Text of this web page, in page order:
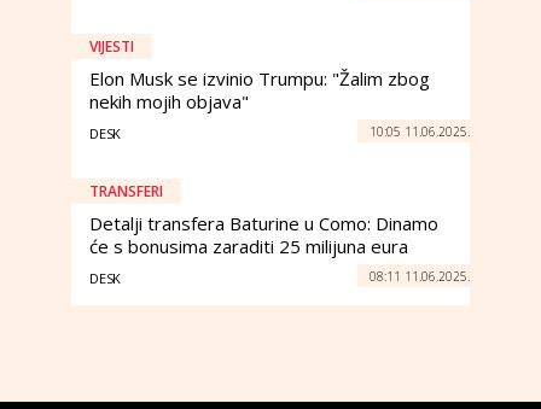
VIJESTI
Elon Musk se izvinio Trumpu: "Žalim zbog
nekih mojih objava"
DESK 10:05 11.06.2025.
TRANSFERI
Detalji transfera Baturine u Como: Dinamo
će s bonusima zaraditi 25 milijuna eura
DESK 08:11 11.06.2025.